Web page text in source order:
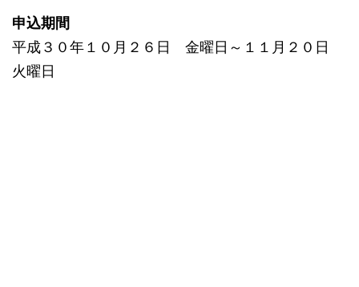
申込期間
平成３０年１０月２６日 金曜日～１１月２０日
火曜日